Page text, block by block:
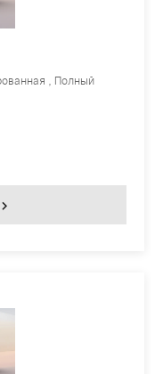
, Полный